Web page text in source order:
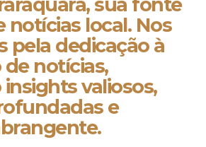
notícias local. Nos
pela dedicação à
notícias,
valiosos,
e